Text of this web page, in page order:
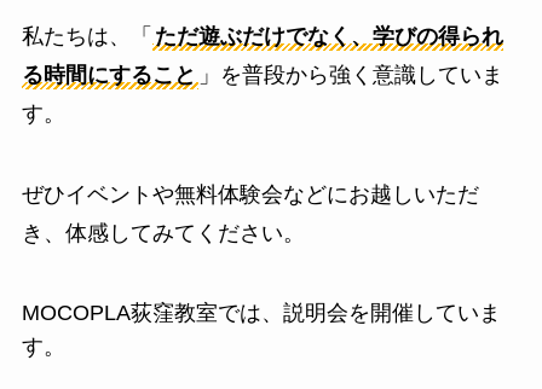
私たちは、「 ただ遊ぶだけでなく、学びの得られ
る時間にすること 」を普段から強く意識していま
す。
ぜひイベントや無料体験会などにお越しいただ
き、体感してみてください。
MOCOPLA荻窪教室では、説明会を開催していま
す。